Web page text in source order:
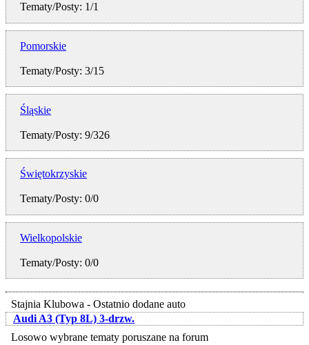
Tematy/Posty: 1/1
Pomorskie
Tematy/Posty: 3/15
Śląskie
Tematy/Posty: 9/326
Świętokrzyskie
Tematy/Posty: 0/0
Wielkopolskie
Tematy/Posty: 0/0
Stajnia Klubowa - Ostatnio dodane auto
Audi A3 (Typ 8L) 3-drzw.
Losowo wybrane tematy poruszane na forum